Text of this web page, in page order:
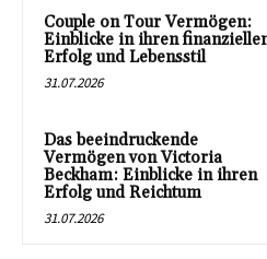
Couple on Tour Vermögen:
Einblicke in ihren
Erfolg und Lebensstil
31.07.2026
Das beeindruckende
Vermögen von Victoria
Beckham: Einblicke in ihren
Erfolg und Reichtum
31.07.2026